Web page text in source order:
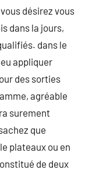
désirez vous
dans la jours,
dans le
appliquer
des sorties
agréable
surement
que
plateaux ou en
de deux